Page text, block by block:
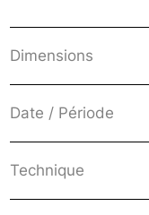
Dimensions
Date / Période
Technique